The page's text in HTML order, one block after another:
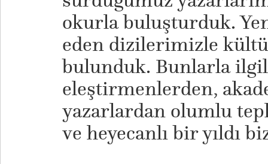
okurla buluşturduk.
eden dizilerimizle
bulunduk. Bunlarla
eleştirmenlerden,
yazarlardan olumlu
ve heyecanlı bir yıldı